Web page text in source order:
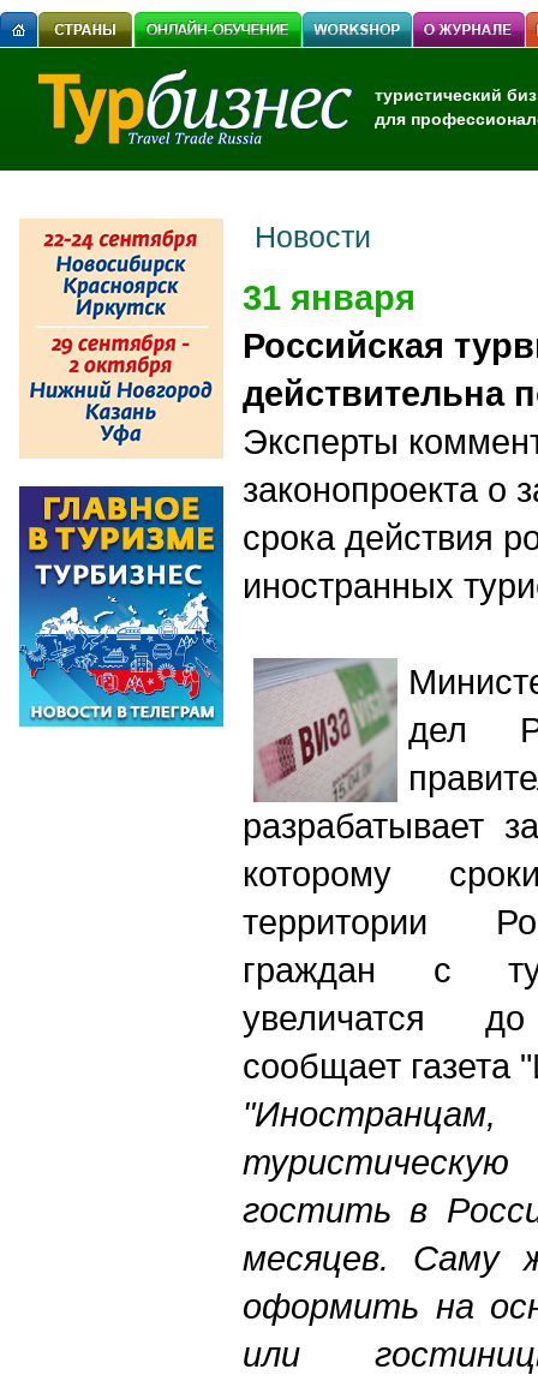
туристический
для
Новости
31 января
Российская
действительна
Эксперты
законопроекта о
срока действия
иностранных
дел
разрабатывает
которому
территории
граждан с
увеличатся
сообщает газета
гостить в
месяцев. Саму
оформить на
или